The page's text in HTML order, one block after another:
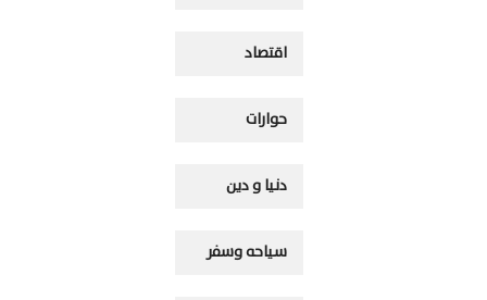
اقتصاد
حوارات
دنيا و دين
سياحه وسفر